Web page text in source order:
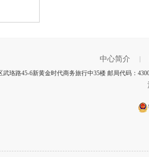
中心简介
珞路45-6新黄金时代商务旅行中35楼 邮局代码：